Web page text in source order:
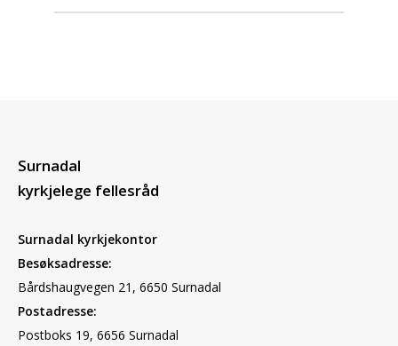
Surnadal
kyrkjelege fellesråd
Surnadal kyrkjekontor
Besøksadresse:
Bårdshaugvegen 21, 6650 Surnadal
Postadresse:
Postboks 19, 6656 Surnadal